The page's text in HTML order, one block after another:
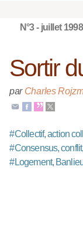
N°3 - juillet 1998
Sortir
par Charles
#Collectif, action
#Consensus,
#Logement,